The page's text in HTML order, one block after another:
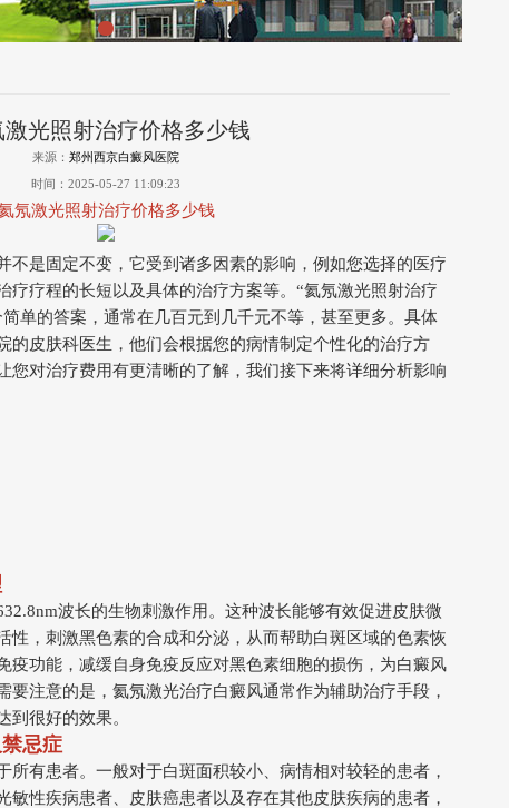
激光照射治疗价格多少钱
来源： 郑州西京白癜风医院
时间：2025-05-27 11:09:23
氖激光照射治疗价格多少钱
不是固定不变，它受到诸多因素的影响，例如您选择的医疗
疗疗程的长短以及具体的治疗方案等。“氦氖激光照射治疗
单的答案，通常在几百元到几千元不等，甚至更多。具体
的皮肤科医生，他们会根据您的病情制定个性化的治疗方
您对治疗费用有更清晰的了解，我们接下来将详细分析影响
波长的生物刺激作用。这种波长能够有效促进皮肤微
性，刺激黑色素的合成和分泌，从而帮助白斑区域的色素恢
疫功能，减缓自身免疫反应对黑色素细胞的损伤，为白癜风
要注意的是，氦氖激光治疗白癜风通常作为辅助治疗手段，
到很好的效果。
忌症
所有患者。一般对于白斑面积较小、病情相对较轻的患者，
敏性疾病患者、皮肤癌患者以及存在其他皮肤疾病的患者，